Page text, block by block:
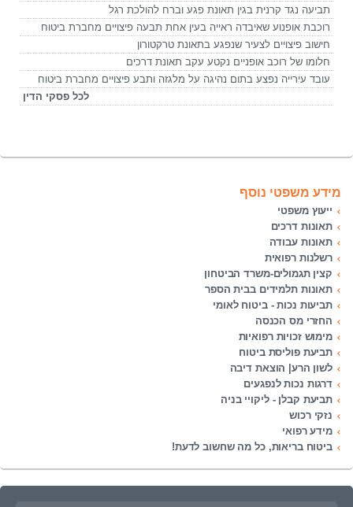
תביעה נגד קרנית בגין תאונת פגע וברח להולכת רגל
רוכבת אופנוע שאיבדה ראייה בעין אחת תבעה פיצויים מחברת ביטוח
חישוב פיצויים לצעיר שנפגע בתאונת טרקטורון
חלומו של רוכב אופניים נקטע עקב תאונת דרכים
עובד עירייה נפצע בתום נהיגה על מלגזה ותבע פיצויים מחברת ביטוח
לכל פסקי הדין
מידע משפטי נוסף
ייעוץ משפטי
תאונות דרכים
תאונות עבודה
רשלנות רפואית
קצין תגמולים-משרד הביטחון
תאונות תלמידים בבית הספר
תביעות נכות - ביטוח לאומי
החזרי מס הכנסה
מימוש זכויות רפואיות
תביעת פוליסת ביטוח
לשון הרע| הוצאת דיבה
דרגות נכות לנפגעים
תביעת קבלן - ליקויי בניה
נזקי רכוש
מידע רפואי
ביטוח בריאות, כל מה שחשוב לדעת!